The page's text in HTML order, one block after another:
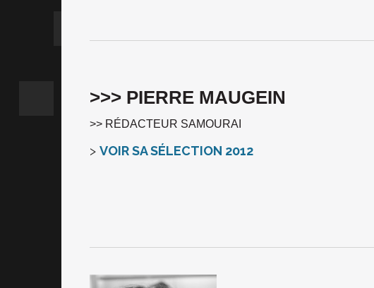
>>> PIERRE MAUGEIN
>> RÉDACTEUR SAMOURAI
> VOIR SA SÉLECTION 2012